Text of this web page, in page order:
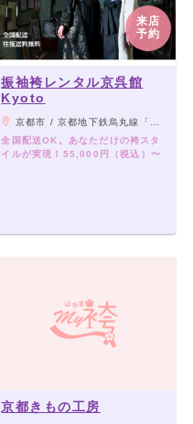
来店
予約
振袖袴レンタル京呉館
Kyoto
京都市 / 京都地下鉄烏丸線「四条」駅・阪急京都線「烏丸」駅 徒歩8分
全国配送OK。あなただけの袴スタ
イルが実現！55,000円（税込）〜
京都きもの工房